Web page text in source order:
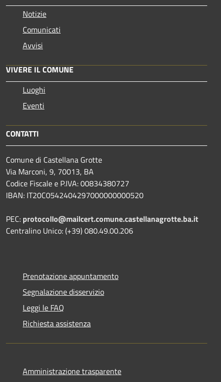
Notizie
Comunicati
Avvisi
VIVERE IL COMUNE
Luoghi
Eventi
CONTATTI
Comune di Castellana Grotte
Via Marconi, 9, 70013, BA
Codice Fiscale e P.IVA: 00834380727
IBAN: IT20C0542404297000000000520
PEC: protocollo@mailcert.comune.castellanagrotte.ba.it
Centralino Unico: (+39) 080.49.00.206
Prenotazione appuntamento
Segnalazione disservizio
Leggi le FAQ
Richiesta assistenza
Amministrazione trasparente